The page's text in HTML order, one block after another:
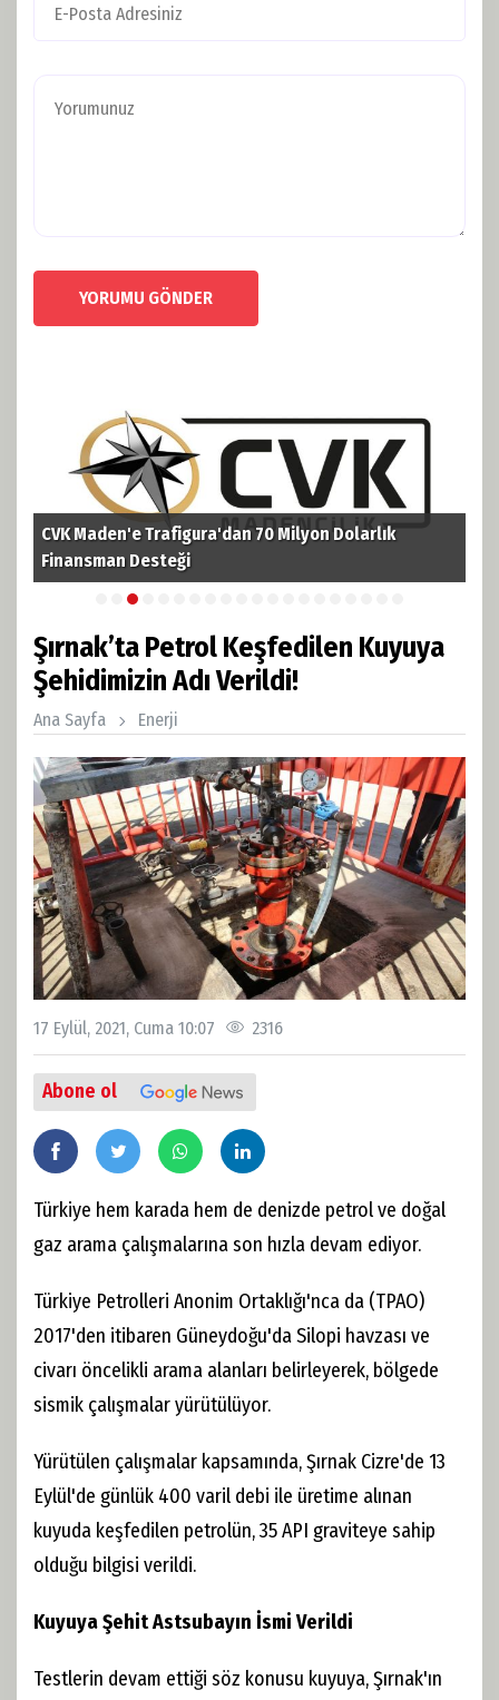
YORUMU GÖNDER
TPAO'dan Kerkük'te Tarihi Hamle! 3 Milyar Varillik Dev
Petrol Rezervine Ortak Oldu
Şırnak’ta Petrol Keşfedilen Kuyuya
Şehidimizin Adı Verildi!
Ana Sayfa Enerji
17 Eylül, 2021, Cuma 10:07 2316
Abone ol
Türkiye hem karada hem de denizde petrol ve doğal
gaz arama çalışmalarına son hızla devam ediyor.
Türkiye Petrolleri Anonim Ortaklığı'nca da (TPAO)
2017'den itibaren Güneydoğu'da Silopi havzası ve
civarı öncelikli arama alanları belirleyerek, bölgede
sismik çalışmalar yürütülüyor.
Yürütülen çalışmalar kapsamında, Şırnak Cizre'de 13
Eylül'de günlük 400 varil debi ile üretime alınan
kuyuda keşfedilen petrolün, 35 API graviteye sahip
olduğu bilgisi verildi.
Kuyuya Şehit Astsubayın İsmi Verildi
Testlerin devam ettiği söz konusu kuyuya, Şırnak'ın